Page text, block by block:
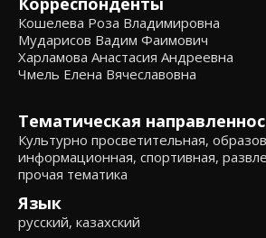
Кошелева Роза Владимировна
Мударисов Вадим Фаимович
Харламова Анастасия Андреевна
Чмель Елена Вячеславовна
Тематическая
Культурно просветительная,
информационная, спортивная,
прочая тематика
Язык
русский, казахский